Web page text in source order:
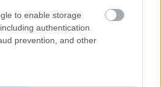
to enable storage
authentication
prevention, and other